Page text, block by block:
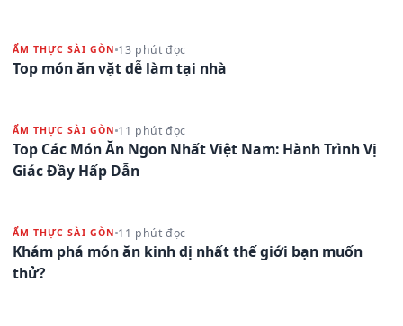
ẨM THỰC SÀI GÒN 13 phút đọc
Top món ăn vặt dễ làm tại nhà
ẨM THỰC SÀI GÒN 11 phút đọc
Top Các Món Ăn Ngon Nhất Việt Nam: Hành Trình Vị
Giác Đầy Hấp Dẫn
ẨM THỰC SÀI GÒN 11 phút đọc
Khám phá món ăn kinh dị nhất thế giới bạn muốn
thử?